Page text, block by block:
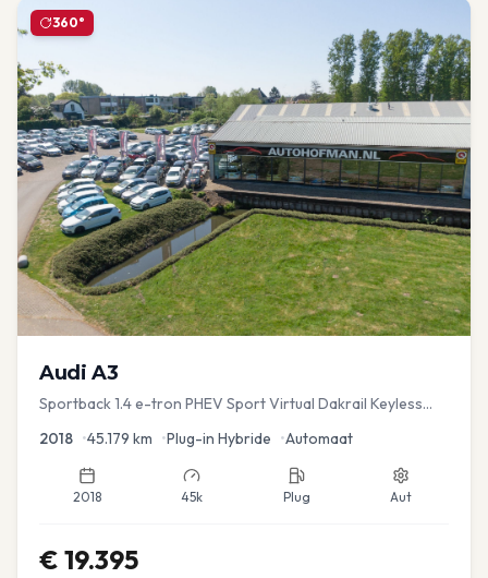
360°
Audi A3
Sportback 1.4 e-tron PHEV Sport Virtual Dakrail Keyless
2018 •45.179 km •Plug-in Hybride •Automaat
2018 45k Plug Aut
€ 19.395